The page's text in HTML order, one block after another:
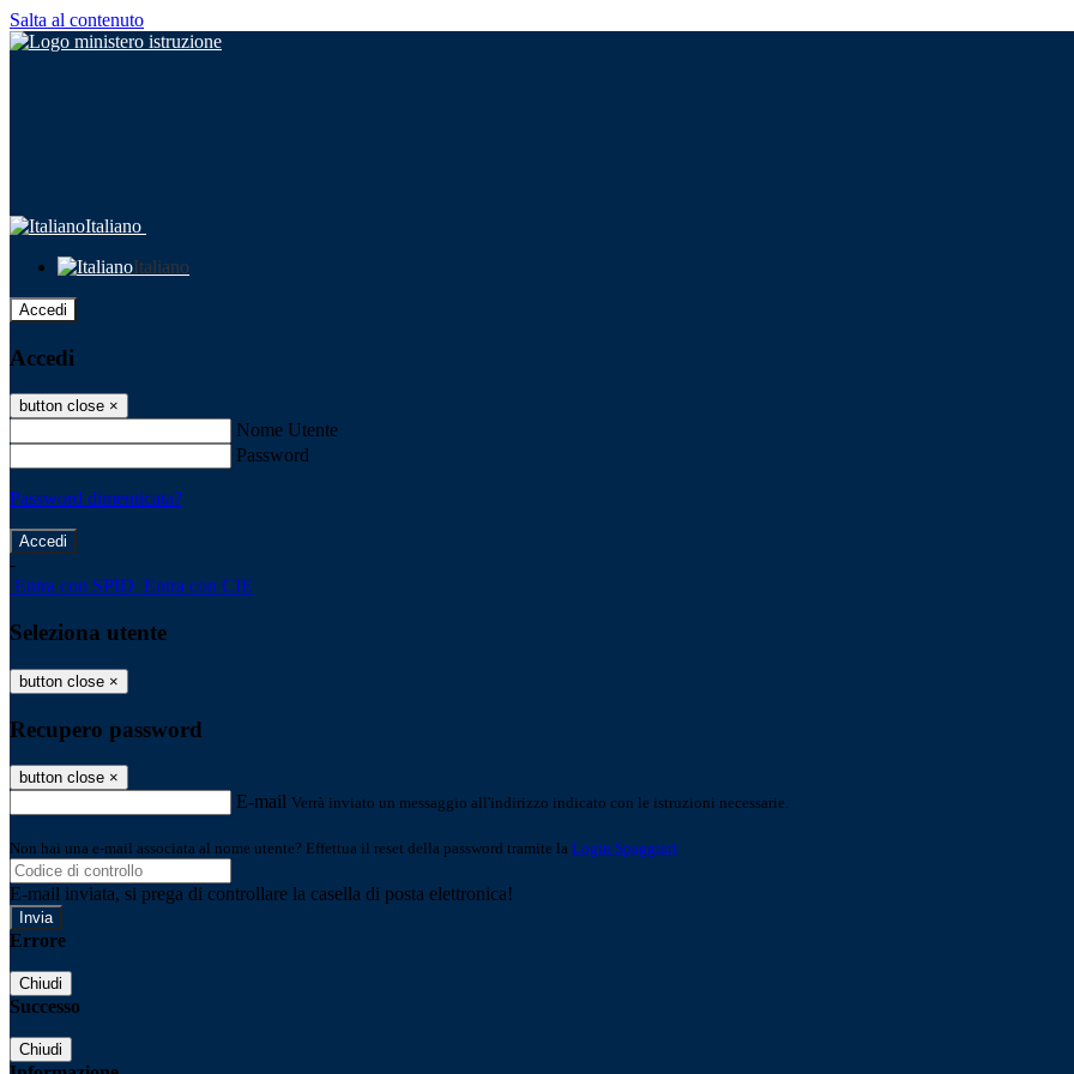
Salta al contenuto
Italiano
Italiano
Accedi
Accedi
button close ×
Nome Utente
Password
Password dimenticata?
-
Entra con SPID Entra con CIE
Seleziona utente
button close ×
Recupero password
button close ×
E-mail Verrà inviato un messaggio all'indirizzo indicato con le istruzioni necessarie.
Non hai una e-mail associata al nome utente? Effettua il reset della password tramite la Login Spaggiari
E-mail inviata, si prega di controllare la casella di posta elettronica!
Errore
Chiudi
Successo
Chiudi